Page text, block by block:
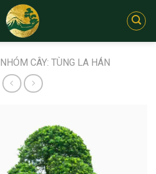
NHÓM CÂY: TÙNG LA HÁN